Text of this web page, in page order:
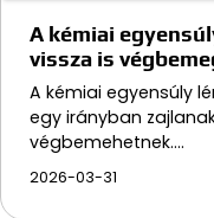
A kémiai
vissza is
A kémiai egyensúly
egy irányban
végbemehetnek.…
2026-03-31